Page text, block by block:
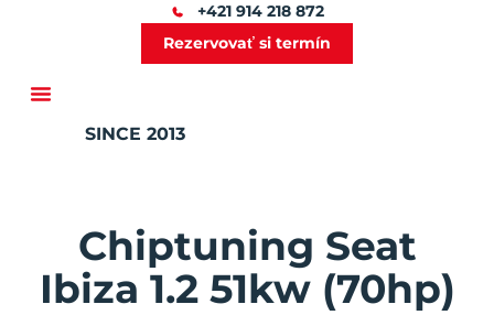
+421 914 218 872
Rezervovať si termín
SINCE 2013
Chiptuning Seat
Ibiza 1.2 51kw (70hp)